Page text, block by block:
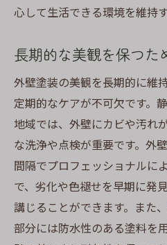
心して生活できる環境を維持
長期的な美観を保つた
外壁塗装の美観を長期的に維
定期的なケアが不可欠です。
地域では、外壁にカビや汚れ
な洗浄や点検が重要です。外
間隔でプロフェッショナルに
で、劣化や色褪せを早期に発
講じることができます。また
部分には防水性のある塗料を